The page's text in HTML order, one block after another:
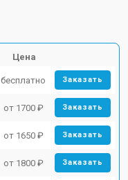
Цена
бесплатно Заказать
от 1700 ₽ Заказать
от 1650 ₽ Заказать
от 1800 ₽ Заказать